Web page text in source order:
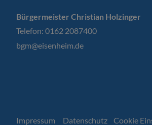
Bürgermeister Christian Holzinger
Telefon: 0162 2087400
bgm@eisenheim.de
Impressum Datenschutz Cookie